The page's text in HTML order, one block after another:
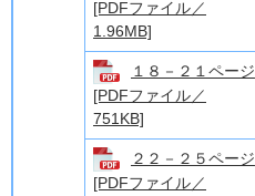
[PDFファイル／
1.96MB]
１８－２１ページ
[PDFファイル／
751KB]
２２－２５ページ
[PDFファイル／